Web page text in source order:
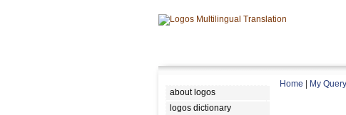
about logos
logos dictionary
Home My